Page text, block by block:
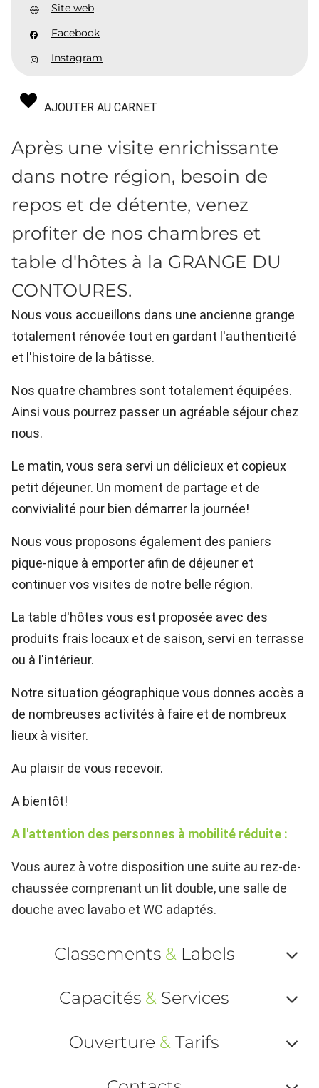
Site web
Facebook
Instagram
AJOUTER AU CARNET
Après une visite enrichissante
dans notre région, besoin de
repos et de détente, venez
profiter de nos chambres et
table d'hôtes à la GRANGE DU
CONTOURES.
Nous vous accueillons dans une ancienne grange
totalement rénovée tout en gardant l'authenticité
et l'histoire de la bâtisse.
Nos quatre chambres sont totalement équipées.
Ainsi vous pourrez passer un agréable séjour chez
nous.
Le matin, vous sera servi un délicieux et copieux
petit déjeuner. Un moment de partage et de
convivialité pour bien démarrer la journée!
Nous vous proposons également des paniers
pique-nique à emporter afin de déjeuner et
continuer vos visites de notre belle région.
La table d'hôtes vous est proposée avec des
produits frais locaux et de saison, servi en terrasse
ou à l'intérieur.
Notre situation géographique vous donnes accès a
de nombreuses activités à faire et de nombreux
lieux à visiter.
Au plaisir de vous recevoir.
A bientôt!
A l'attention des personnes à mobilité réduite :
Vous aurez à votre disposition une suite au rez-de-
chaussée comprenant un lit double, une salle de
douche avec lavabo et WC adaptés.
Classements &Labels
ou
Capacités & Services
ou
Ouverture & Tarifs